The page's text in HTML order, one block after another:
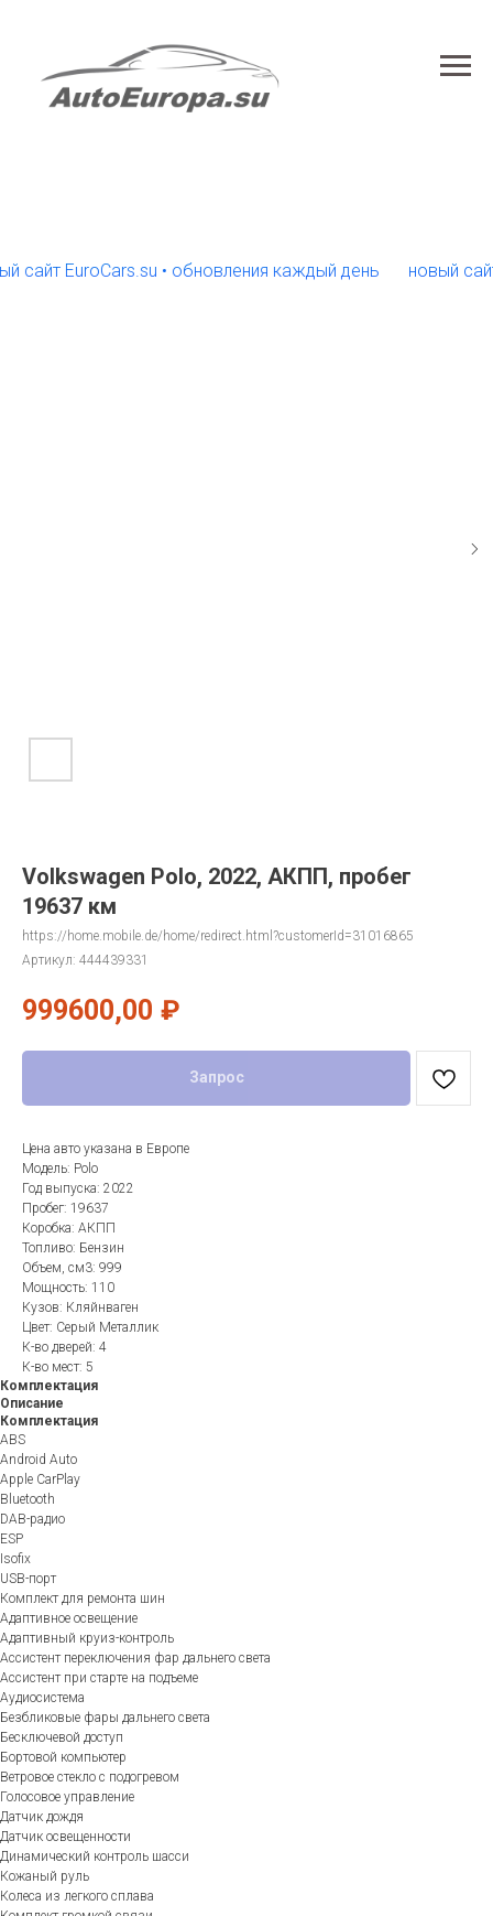
EuroCars.su • обновления каждый день новый сайт
Volkswagen Polo, 2022, АКПП, пробег
19637 км
https://home.mobile.de/home/redirect.html?customerId=31016865
Артикул: 444439331
999600,00 ₽
Запрос
Цена авто указана в Европе
Модель: Polo
Год выпуска: 2022
Пробег: 19637
Коробка: АКПП
Топливо: Бензин
Объем, см3: 999
Мощность: 110
Кузов: Кляйнваген
Цвет: Серый Металлик
К-во дверей: 4
К-во мест: 5
Комплектация
Описание
Комплектация
ABS
Android Auto
Apple CarPlay
Bluetooth
DAB-радио
ESP
Isofix
USB-порт
Комплект для ремонта шин
Адаптивное освещение
Адаптивный круиз-контроль
Ассистент переключения фар дальнего света
Ассистент при старте на подъеме
Аудиосистема
Безбликовые фары дальнего света
Бесключевой доступ
Бортовой компьютер
Ветровое стекло с подогревом
Голосовое управление
Датчик дождя
Датчик освещенности
Динамический контроль шасси
Кожаный руль
Колеса из легкого сплава